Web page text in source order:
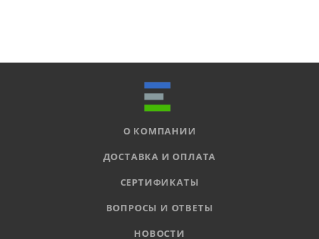
О КОМПАНИИ
ДОСТАВКА И ОПЛАТА
СЕРТИФИКАТЫ
ВОПРОСЫ И ОТВЕТЫ
НОВОСТИ